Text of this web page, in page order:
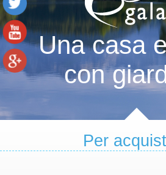
catalogo
figurine
chi siamo
Una casa
con
Per